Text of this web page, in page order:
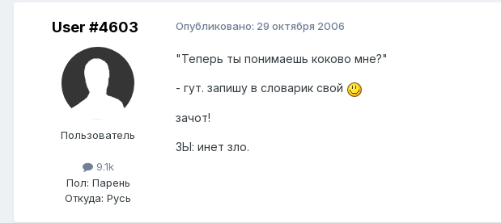
User #4603
Пользователь
9.1k
Пол: Парень
Откуда: Русь
Опубликовано: 29 октября 2006
"Теперь ты понимаешь коково мне?"
- гут. запишу в словарик свой
зачот!
ЗЫ: инет зло.